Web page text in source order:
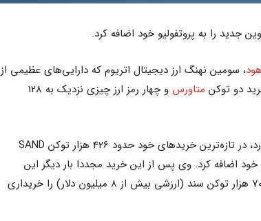
جدید را به پروتفولیو خود اضافه کرد.
، سومین نهنگ ارز دیجیتال اتریوم که دارایی‌های عظیمی از
دو توکن متاورس
و چهار رمز ارز چیزی نزدیک به 128
نام دارد، در تازه‌ترین خریدهای خود حدود 426 هزار توکن SAND
دارایی‌های خود اضافه کرد. وی پس از این خرید مجددا بار دیگر این
توکن را هدف قرار داد و برای بار دوم 1 میلیون 700 هزار توکن سند (ارزشی بیش از 8 میلیون دلار) را خریداری